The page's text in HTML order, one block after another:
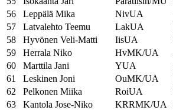
56
Leppälä Mika NivUA
57
Latvalehto Teemu LakUA
58
Hyvönen Veli-Matti IisUA
59
Herrala Niko HvMK/UA
60
Marttila Jani YUA
61
Leskinen Joni OuMK/UA
62
Pelkonen Miika RoiUA
63
Kantola Jose-Niko KRRMK/UA